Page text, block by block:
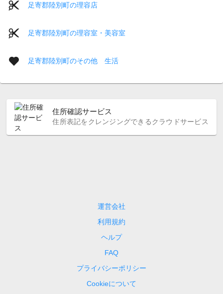
足寄郡陸別町の理容店
足寄郡陸別町の理容室・美容室
足寄郡陸別町のその他 生活
住所確認サービス
住所表記をクレンジングできるクラウドサービス
運営会社
利用規約
ヘルプ
FAQ
プライバシーポリシー
Cookieについて